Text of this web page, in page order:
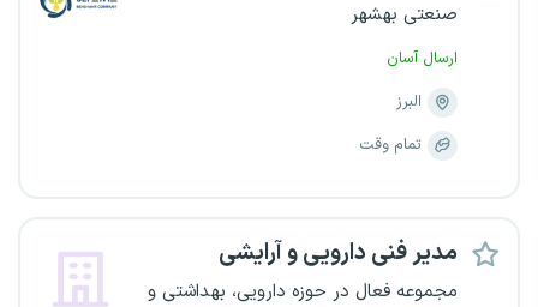
صنعتی بهشهر
ارسال آسان
البرز
تمام وقت
مدیر فنی دارویی و آرایشی
مجموعه فعال در حوزه دارویی، بهداشتی و